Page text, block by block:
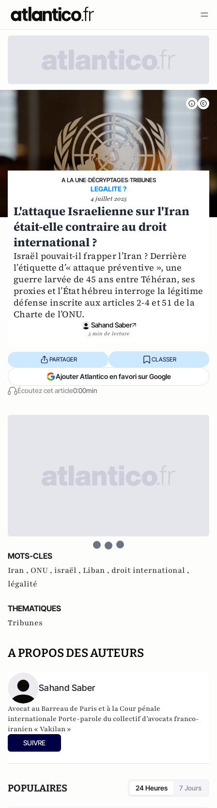
A LA UNE›DÉCRYPTAGES›TRIBUNES
LEGALITE ?
4 juillet 2025
L'attaque Israelienne sur l'Iran
était-elle contraire au droit
international ?
Israël pouvait-il frapper l’Iran ? Derrière
l’étiquette d’« attaque préventive », une
guerre larvée de 45 ans entre Téhéran, ses
proxies et l’État hébreu interroge la légitime
défense inscrite aux articles 2-4 et 51 de la
Charte de l’ONU.
Sahand Saber
5 min de lecture
Écoutez cet article0:00min
PARTAGER CLASSER
Ajouter Atlantico en favori sur Google
MOTS-CLES
Iran , ONU , israël , Liban , droit international ,
légalité
THEMATIQUES
Tribunes
A PROPOS DES AUTEURS
Sahand Saber
Avocat au Barreau de Paris et à la Cour pénale
internationale Porte-parole du collectif d’avocats franco-
iranien « Vakilan »
SUIVRE
POPULAIRES 24 Heures 7 Jours